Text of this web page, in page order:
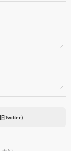
Twitter）